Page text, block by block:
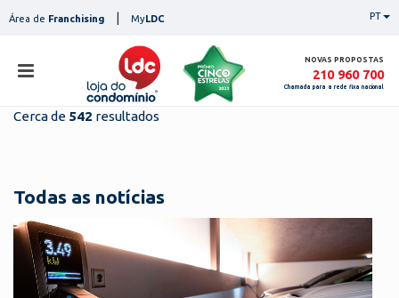
toÁrea de Franchising MyLDC PT
NOVAS PROPOSTAS
210 960 700
Chamada para a rede fixa nacional
notícias
Cerca de 542 resultados
Todas as notícias